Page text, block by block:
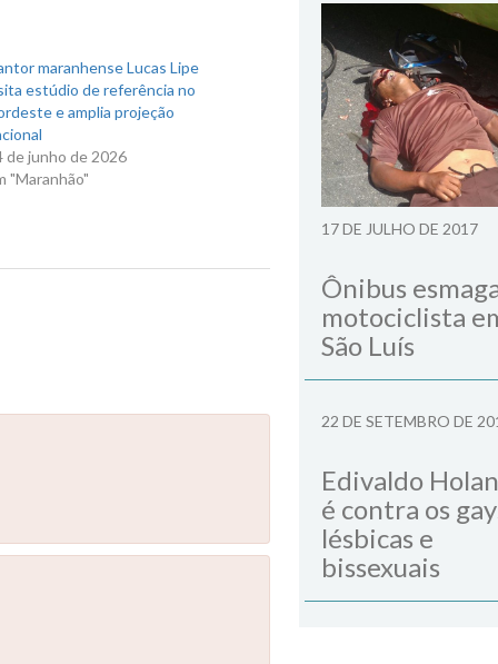
maranhense Lucas Lipe
estúdio de referência no
e amplia projeção
de junho de 2026
"Maranhão"
17 DE JULHO DE 2017
Ônibus
motociclista
São Luís
22 DE SETEMBRO DE
Edivaldo
é contra os
lésbicas e
bissexuais